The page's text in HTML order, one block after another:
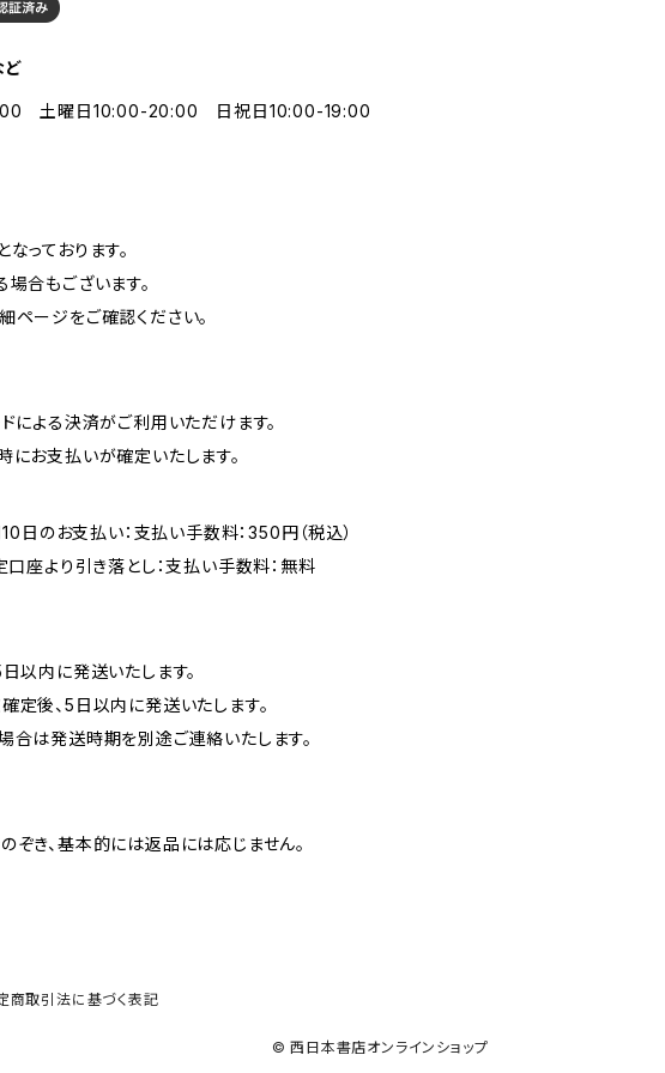
ど
土曜日10:00-20:00 日祝日10:00-19:00
っております。
合もございます。
ージをご確認ください。
による決済がご利用いただけます。
お支払いが確定いたします。
日のお支払い：支払い手数料：350円（税込）
口座より引き落とし：支払い手数料：無料
以内に発送いたします。
定後、5日以内に発送いたします。
合は発送時期を別途ご連絡いたします。
き、基本的には返品には応じません。
商取引法に基づく表記
© 西日本書店オンラインショップ